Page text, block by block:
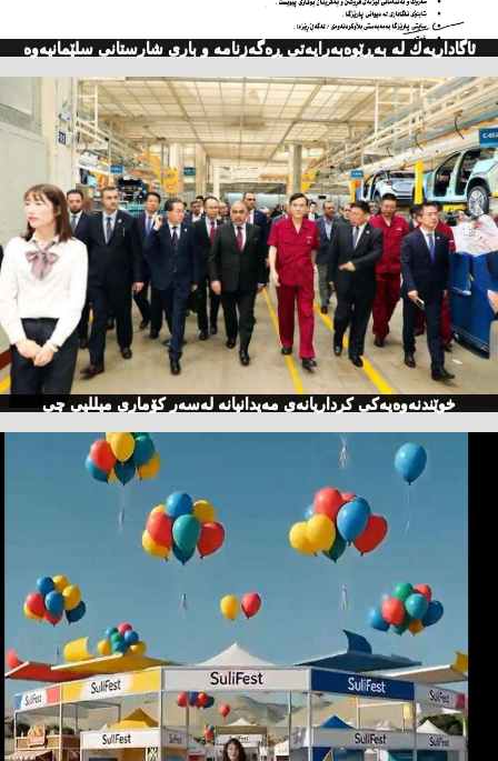
ئاگاداریه‌ك له‌ به‌ڕێوه‌به‌رایه‌تی ڕه‌گه‌زنامه‌ و باری شارستانی سلێمانیه‌وه‌
خوێندنەوەیەكی كرداریانەی مەیدانیانە لەسەر كۆماری میللیی چی